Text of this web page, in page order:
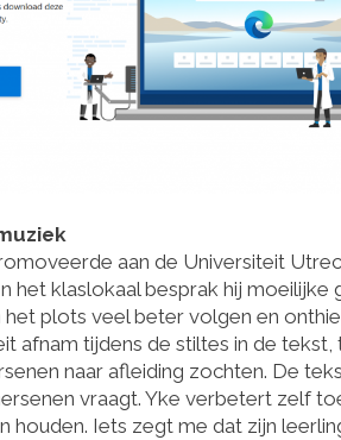
aan de Universiteit
klaslokaal besprak hij moeilijke
plots veel beter volgen en
afnam tijdens de stiltes in de
naar afleiding zochten. De
vraagt. Yke verbetert zelf
houden. Iets zegt me dat zijn